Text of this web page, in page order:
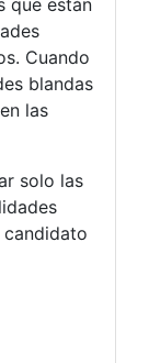
que están
Cuando
blandas
las
solo las
candidato